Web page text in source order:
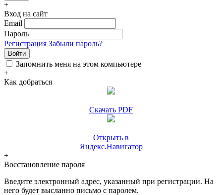
+
Вход на сайт
Email
Пароль
Регистрация Забыли пароль?
Войти
Запомнить меня на этом компьютере
+
Как добраться
Скачать PDF
Открыть в
Яндекс.Навигатор
+
Восстановление пароля
Введите электронный адрес, указанный при регистрации. На
него будет высланно письмо с паролем.